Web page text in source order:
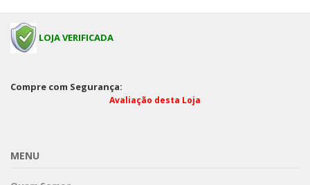
LOJA VERIFICADA
Compre com Segurança:
Avaliação desta Loja
MENU